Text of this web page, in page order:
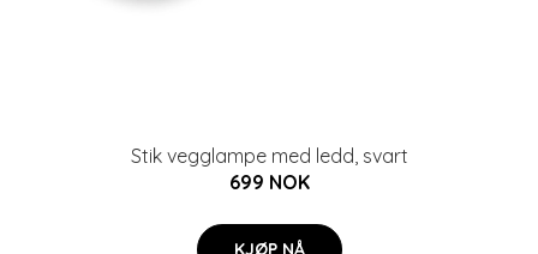
Stik vegglampe med ledd, svart
699 NOK
KJØP NÅ